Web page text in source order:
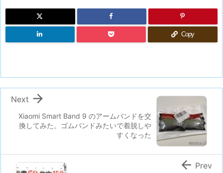
Copy
Xiaomi Smart Band 9 のアームバンドを交
換してみた。ゴムバンドみたいで着脱しや
すくなった

Next
 Prev